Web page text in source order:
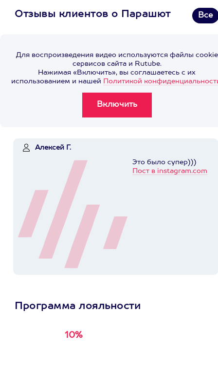
Отзывы клиентов о Парашют Все
Для воспроизведения видео используются файлы cookie
сервисов сайта и Rutube.
Нажимая «Включить», вы соглашаетесь с их
использованием и нашей Политикой
Алексей Г.
Это было супер)))
Пост в instagram.com
Программа лояльности
10%